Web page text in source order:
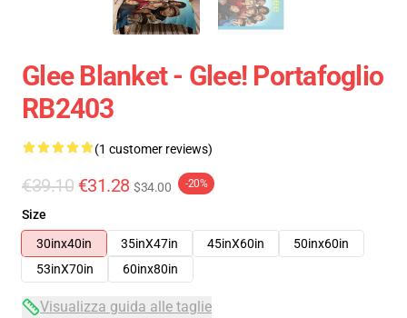
Glee Blanket - Glee! Portafoglio
RB2403
(1 customer reviews)
€39.10 €31.28 $34.00 -20%
Size
30inx40in
35inX47in 45inX60in
50inx60in
53inX70in
60inx80in
Visualizza guida alle taglie